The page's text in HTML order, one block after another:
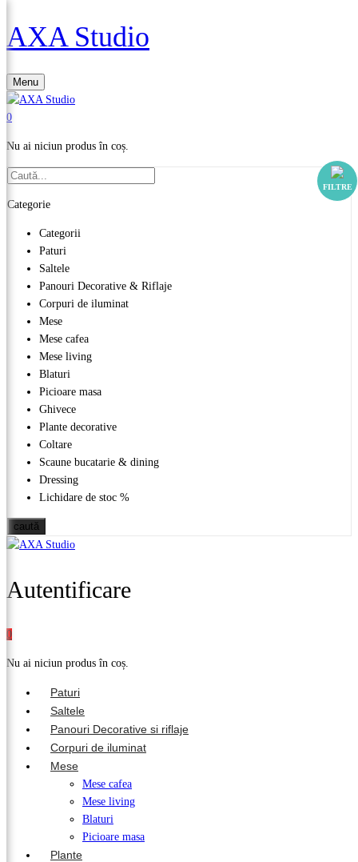
AXA Studio
Menu
0
Nu ai niciun produs în coș.
Categorie
Categorii
Paturi
Saltele
Panouri Decorative & Riflaje
Corpuri de iluminat
Mese
Mese cafea
Mese living
Blaturi
Picioare masa
Ghivece
Plante decorative
Coltare
Scaune bucatarie & dining
Dressing
Lichidare de stoc %
caută
Autentificare
0
Nu ai niciun produs în coș.
Paturi
Saltele
Panouri Decorative si riflaje
Corpuri de iluminat
Mese
Mese cafea
Mese living
Blaturi
Picioare masa
Plante
FILTRE